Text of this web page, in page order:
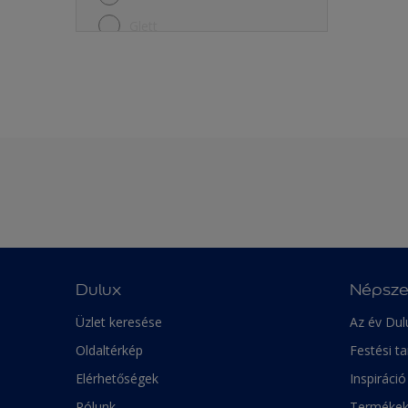
Dulux
Üzlet keresése
Oldaltérkép
Elérhetőségek
Az év
Festési
Inspiráció